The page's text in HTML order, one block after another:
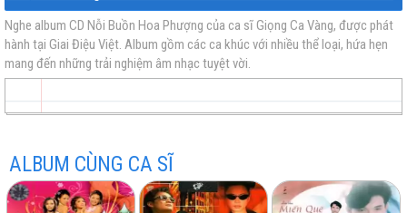
vàng
trữ
nhạc
trực
Nhạc
chất
nhạc
miễn
Yêu Tiếng Hát Ngày Xưa
Hoài Cổ
Mười Năm Tái Ngội
Hạ Buồn
Hành Trình Trên Đất Phù Sa
Nghe album CD Nỗi Buồn Hoa Phượng của ca sĩ Giọng Ca Vàng, được phát
hành tại Giai Điệu Việt. Album gồm các ca khúc với nhiều thể loại, hứa hẹn
mang đến những trải nghiệm âm nhạc tuyệt vời.
ALBUM CÙNG CA SĨ